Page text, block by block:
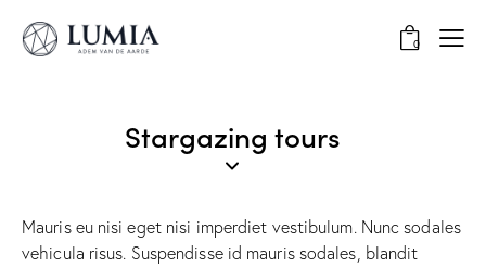
0
Stargazing tours
Mauris eu nisi eget nisi imperdiet vestibulum. Nunc sodales
vehicula risus. Suspendisse id mauris sodales, blandit